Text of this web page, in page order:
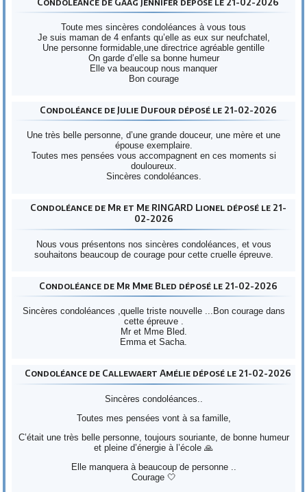
Toute mes sincères condoléances à vous tous
Je suis maman de 4 enfants qu’elle as eux sur neufchatel,
Une personne formidable,une directrice agréable gentille
On garde d’elle sa bonne humeur
Elle va beaucoup nous manquer
Bon courage
Condoléance de Julie Dufour déposé le 21-02-2026
Une très belle personne, d’une grande douceur, une mère et une
épouse exemplaire.
Toutes mes pensées vous accompagnent en ces moments si
douloureux.
Sincères condoléances.
Condoléance de Mr et Me RINGARD Lionel déposé le 21-
02-2026
Nous vous présentons nos sincères condoléances, et vous
souhaitons beaucoup de courage pour cette cruelle épreuve.
Condoléance de Mr Mme Bled déposé le 21-02-2026
Sincères condoléances ,quelle triste nouvelle ...Bon courage dans
cette épreuve .
Mr et Mme Bled.
Emma et Sacha.
Condoléance de Callewaert Amélie déposé le 21-02-2026
Sincères condoléances..
Toutes mes pensées vont à sa famille,
C’était une très belle personne, toujours souriante, de bonne humeur
et pleine d’énergie à l’école 🙏
Elle manquera à beaucoup de personne ..
Courage 🤍